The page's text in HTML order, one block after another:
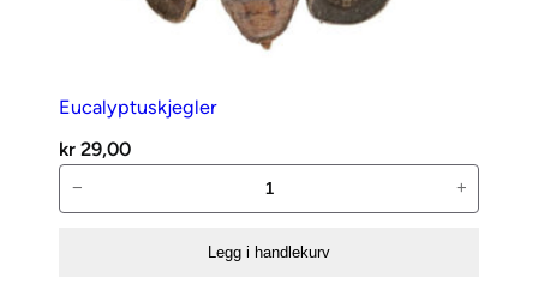
Eucalyptuskjegler
kr 29,00
antall
− +
Legg i handlekurv